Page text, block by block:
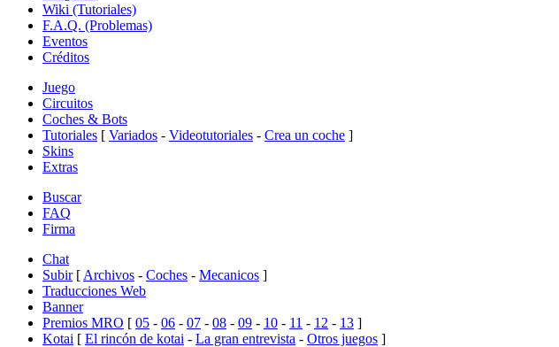
Wiki (Tutoriales)
F.A.Q. (Problemas)
Eventos
Créditos
Juego
Circuitos
Coches & Bots
Tutoriales [ Variados - Videotutoriales - Crea un coche ]
Skins
Extras
Buscar
FAQ
Firma
Chat
Subir [ Archivos - Coches - Mecanicos ]
Traducciones Web
Banner
Premios MRO [ 05 - 06 - 07 - 08 - 09 - 10 - 11 - 12 - 13 ]
Kotai [ El rincón de kotai - La gran entrevista - Otros juegos ]